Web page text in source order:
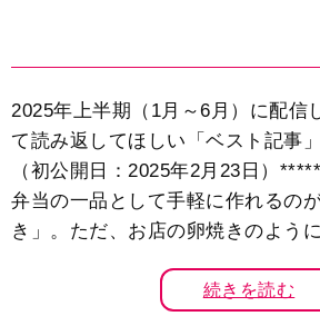
2025年上半期（1月～6月）に配信
て読み返してほしい「ベスト記事
（初公開日：2025年2月23日）
弁当の一品として手軽に作れるの
き」。ただ、お店の卵焼きのよう
続きを読む